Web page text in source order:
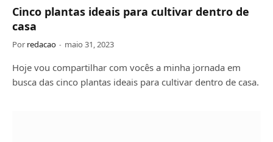
Cinco plantas ideais para cultivar dentro de
casa
Por redacao maio 31, 2023
Hoje vou compartilhar com vocês a minha jornada em
busca das cinco plantas ideais para cultivar dentro de casa.